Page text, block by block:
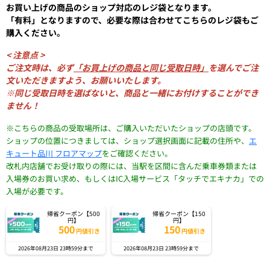
お買い上げの商品のショップ対応のレジ袋となります。
「有料」となりますので、必要な際は合わせてこちらのレジ袋もご
購入ください。
< 注意点 >
ご注文時は、必ず「お買上げの商品と同じ受取日時」 を選んでご注
文いただきますよう、お願いいたします。
※同じ受取日時を選ばないと、商品と一緒にお付けすることができ
ません！
※こちらの商品の受取場所は、ご購入いただいたショップの店頭です。
ショップの位置につきましては、ショップ選択画面に記載の住所や、 エ
キュート品川 フロアマップをご確認ください。
改札内店舗でお受け取りの際には、当駅を区間に含んだ乗車券類または
入場券のお買い求め、もしくはIC入場サービス「タッチでエキナカ」での
入場が必要です。
帰省クーポン【500
円】
500円値引き
2026年08月23日 23時59分まで
帰省クーポン【150
円】
150円値引き
2026年08月23日 23時59分まで